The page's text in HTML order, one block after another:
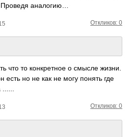
анал­огию…
Откликов: 0
что то конк­ретное о смысле жизни.
есть но не как не могу понять где
......
Откликов: 0